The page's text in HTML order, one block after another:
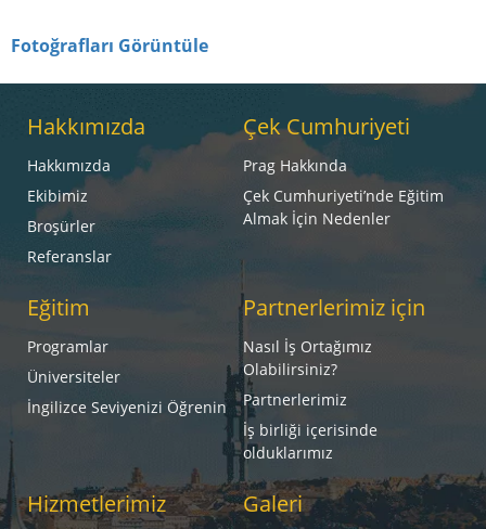
Fotoğrafları Görüntüle
Hakkımızda
Hakkımızda
Ekibimiz
Broşürler
Referanslar
Çek Cumhuriyeti
Prag Hakkında
Çek Cumhuriyeti’nde Eğitim
Almak İçin Nedenler
Eğitim
Programlar
Üniversiteler
İngilizce Seviyenizi Öğrenin
Partnerlerimiz için
Nasıl İş Ortağımız
Olabilirsiniz?
Partnerlerimiz
İş birliği içerisinde
olduklarımız
Hizmetlerimiz Galeri